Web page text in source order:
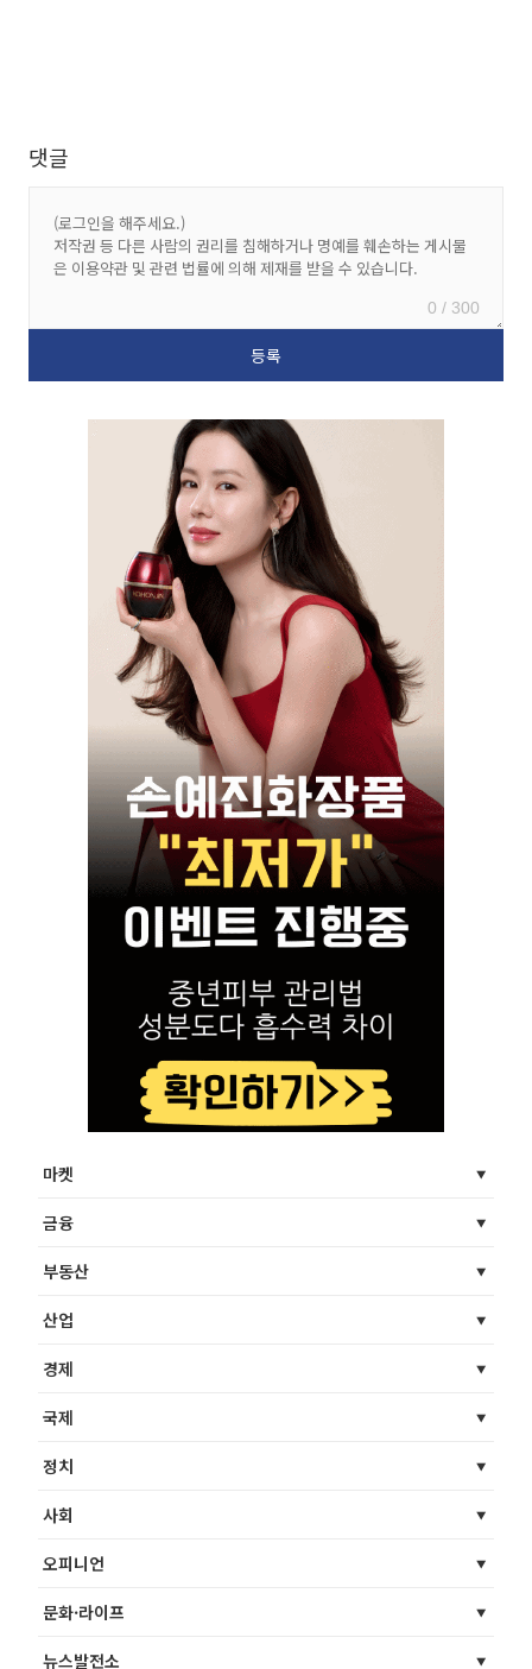
댓글
0 / 300
마켓
금융
부동산
산업
경제
국제
정치
사회
오피니언
문화·라이프
뉴스발전소